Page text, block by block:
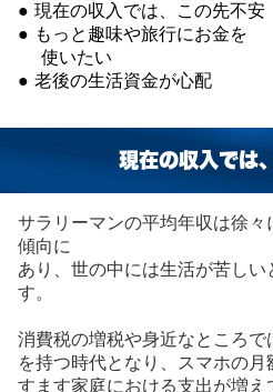
● 現在の収入では、この先不安
● もっと趣味や旅行にお金を
使いたい
● 老後の生活資金が心配
現在の収入では
サラリーマンの平均年収は徐々
傾向に
あり、世の中には生活が苦しい
す。
消費税の増税や身近なところ
を持つ時代となり、スマホの月
すます家庭における支出が増え